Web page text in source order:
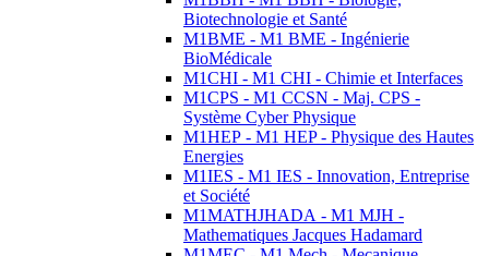
Biotechnologie et Santé
M1BME - M1 BME - Ingénierie
BioMédicale
M1CHI - M1 CHI - Chimie et Interfaces
M1CPS - M1 CCSN - Maj. CPS -
Système Cyber Physique
M1HEP - M1 HEP - Physique des Hautes
Energies
M1IES - M1 IES - Innovation, Entreprise
et Société
M1MATHJHADA - M1 MJH -
Mathematiques Jacques Hadamard